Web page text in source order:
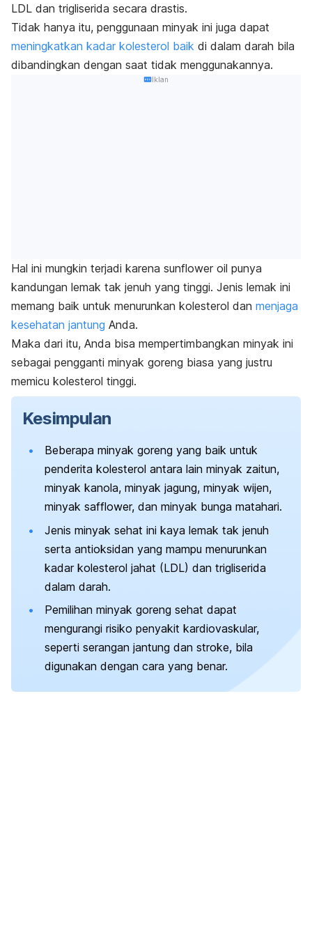
LDL dan trigliserida secara drastis.
Tidak hanya itu, penggunaan minyak ini juga dapat
meningkatkan kadar kolesterol baik di dalam darah bila
dibandingkan dengan saat tidak menggunakannya.
Iklan
Hal ini mungkin terjadi karena sunflower oil punya
kandungan lemak tak jenuh yang tinggi. Jenis lemak ini
memang baik untuk menurunkan kolesterol dan menjaga
kesehatan jantung Anda.
Maka dari itu, Anda bisa mempertimbangkan minyak ini
sebagai pengganti minyak goreng biasa yang justru
memicu kolesterol tinggi.
Kesimpulan
Beberapa minyak goreng yang baik untuk
penderita kolesterol antara lain minyak zaitun,
minyak kanola, minyak jagung, minyak wijen,
minyak safflower, dan minyak bunga matahari.
Jenis minyak sehat ini kaya lemak tak jenuh
serta antioksidan yang mampu menurunkan
kadar kolesterol jahat (LDL) dan trigliserida
dalam darah.
Pemilihan minyak goreng sehat dapat
mengurangi risiko penyakit kardiovaskular,
seperti serangan jantung dan stroke, bila
digunakan dengan cara yang benar.